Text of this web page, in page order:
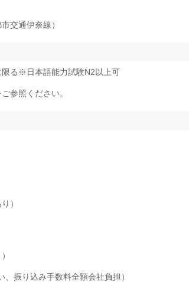
交通伊奈線）
限る※日本語能力試験N2以上可
参照ください。
）
振り込み手数料全額会社負担）